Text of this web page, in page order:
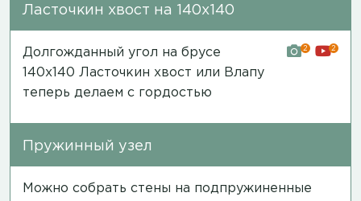
Ласточкин хвост на 140х140
Долгожданный угол на брусе
140х140 Ласточкин хвост или Влапу
теперь делаем с гордостью
2 2
Пружинный узел
Можно собрать стены на подпружиненные